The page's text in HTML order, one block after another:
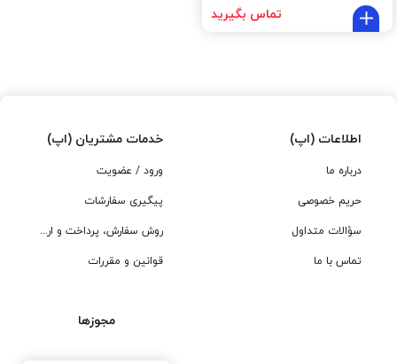
تماس بگیرید
اطلاعات (اپ)
درباره ما
حریم خصوصی
سؤالات متداول
تماس با ما
خدمات مشتریان (اپ)
ورود / عضویت
پیگیری سفارشات
روش سفارش، پرداخت و ارسال
قوانین و مقررات
مجوزها